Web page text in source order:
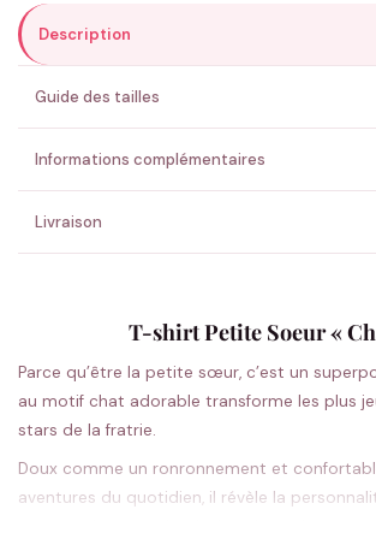
ENVOYER MA DEMANDE ✨
💚 Retour sous 24-48h🇫🇷 Flocage en France✅ Validation
Description
Guide des tailles
Informations complémentaires
Livraison
T-shirt Petite Soeur «
Parce qu’être la petite sœur, c’est un
au motif chat adorable transforme les plus
stars de la fratrie.
Doux comme un ronronnement et
aventures du quotidien, il révèle la